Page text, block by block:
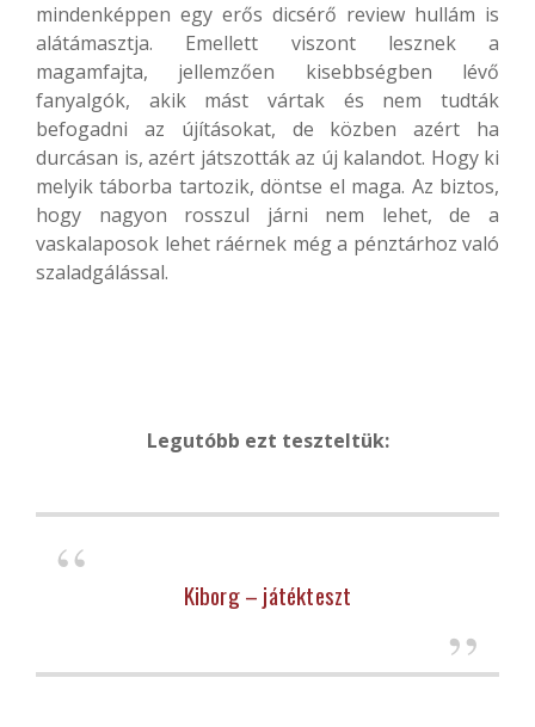
mindenképpen egy erős dicsérő review hullám is
alátámasztja. Emellett viszont lesznek a
magamfajta, jellemzően kisebbségben lévő
fanyalgók, akik mást vártak és nem tudták
befogadni az újításokat, de közben azért ha
durcásan is, azért játszották az új kalandot. Hogy ki
melyik táborba tartozik, döntse el maga. Az biztos,
hogy nagyon rosszul járni nem lehet, de a
vaskalaposok lehet ráérnek még a pénztárhoz való
szaladgálással.
Legutóbb ezt teszteltük:
Kiborg – játékteszt